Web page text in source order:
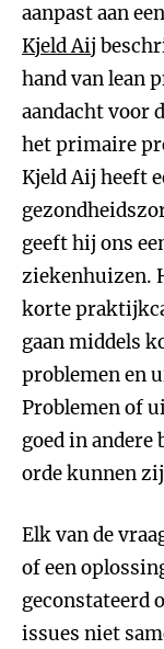
aanpast aan
Kjeld Aij
hand van lean
aandacht voor
het primaire
Kjeld Aij heeft
geeft hij ons
ziekenhuizen.
korte
gaan middels
problemen en
Problemen of
goed in
orde kunnen
Elk van de
of een
geconstateerd
issues niet